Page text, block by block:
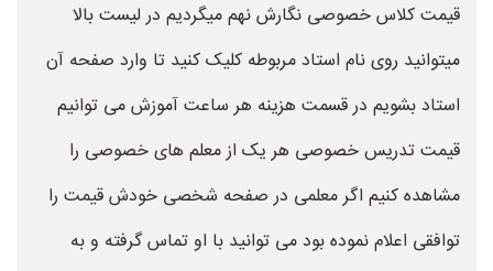
قیمت کلاس خصوصی نگارش نهم میگردیم در لیست بالا
میتوانید روی نام استاد مربوطه کلیک کنید تا وارد صفحه آن
استاد بشویم در قسمت هزینه هر ساعت آموزش می توانیم
قیمت تدریس خصوصی هر یک از معلم های خصوصی را
مشاهده کنیم اگر معلمی در صفحه شخصی خودش قیمت را
توافقی اعلام نموده بود می توانید با او تماس گرفته و به